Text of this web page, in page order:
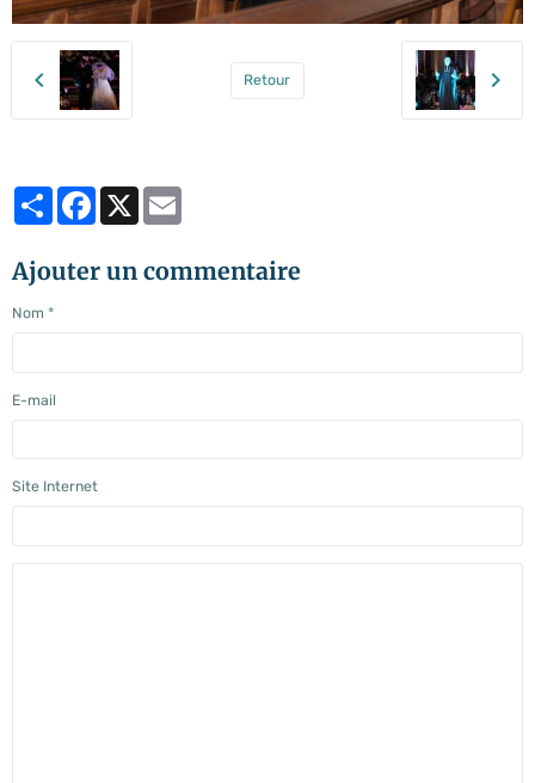
Retour
PartagerFacebook
Ajouter un commentaire
Nom
E-mail
Site Internet